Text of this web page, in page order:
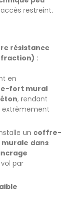
restreint.
résistance
:
en
fort mural
, rendant
extrêmement
un coffre-
dans
par